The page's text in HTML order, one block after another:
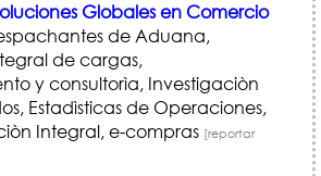
Globales en Comercio
de Aduana,
de cargas,
y consultorìa, Investigaciòn
Estadìsticas de Operaciones,
Integral, e-compras [reportar